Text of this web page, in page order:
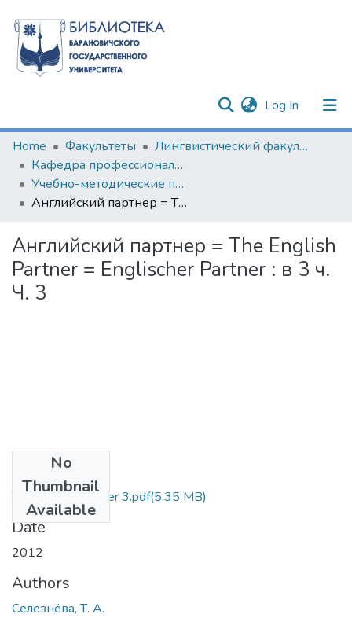
Log In (current)
Communities & Collections
All of DSpace
Statistics
Home Факультеты
Лингвистический факультет
Кафедра профессиональной иноязычной подготовки
Учебно-методические пособия
Английский партнер = The English Partner = Englischer Partner : в 3 ч. Ч. 3
Английский партнер = The English
Partner = Englischer Partner : в 3 ч.
Ч. 3
No
Thumbnail
Available
The English Partner 3.pdf(5.35 MB)
Date
2012
Authors
Селезнёва, Т. А.